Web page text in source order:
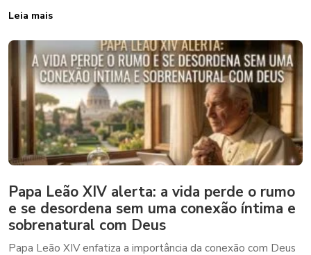
Leia mais
Papa Leão XIV alerta: a vida perde o rumo
e se desordena sem uma conexão íntima e
sobrenatural com Deus
Papa Leão XIV enfatiza a importância da conexão com Deus